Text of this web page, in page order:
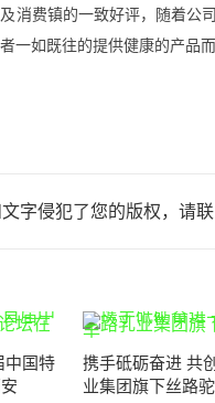
消费镇的一致好评，随着公
一如既往的提供健康的产品而
字侵犯了您的版权，请联
中国特
携手砥砺奋进 共
业集团旗下丝路